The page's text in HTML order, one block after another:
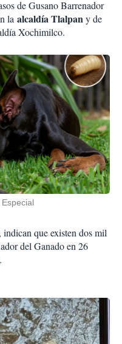
de Gusano Barrenador
la alcaldía Tlalpany de
Xochimilco.
Especial
indican que existen dos mil
del Ganado en 26